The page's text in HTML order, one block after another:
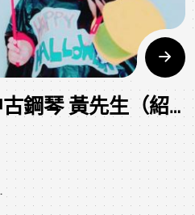
Bass Cover By 中古鋼琴 黃先生（紹荏）